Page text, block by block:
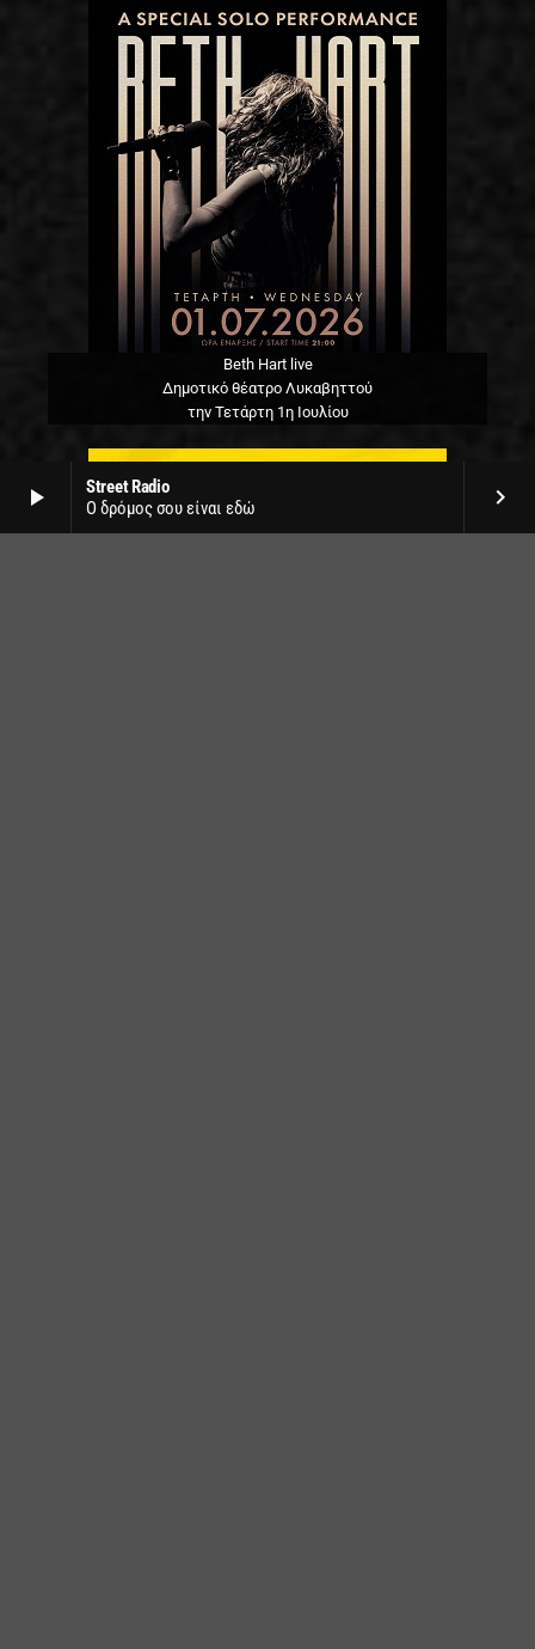
play_arrow
Street Radio
Ο δρόμος σου είναι εδώ
keyboard_arrow_right
Beth Hart live
Δημοτικό θέατρο Λυκαβηττού
την Τετάρτη 1η Ιουλίου